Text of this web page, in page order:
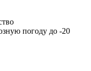
погоду до -20